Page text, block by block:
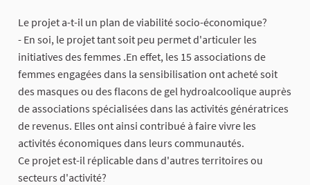
Le projet a-t-il un plan de viabilité socio-économique?
- En soi, le projet tant soit peu permet d'articuler les
initiatives des femmes .En effet, les 15 associations de
femmes engagées dans la sensibilisation ont acheté soit
des masques ou des flacons de gel hydroalcoolique auprès
de associations spécialisées dans las activités génératrices
de revenus. Elles ont ainsi contribué à faire vivre les
activités économiques dans leurs communautés.
Ce projet est-il réplicable dans d'autres territoires ou
secteurs d'activité?